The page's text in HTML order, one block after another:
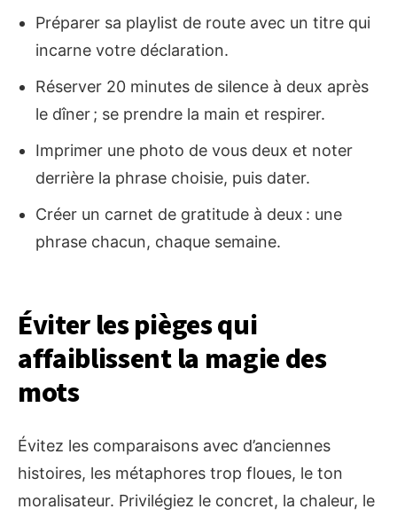
Préparer sa playlist de route avec un titre qui
incarne votre déclaration.
Réserver 20 minutes de silence à deux après
le dîner ; se prendre la main et respirer.
Imprimer une photo de vous deux et noter
derrière la phrase choisie, puis dater.
Créer un carnet de gratitude à deux : une
phrase chacun, chaque semaine.
Éviter les pièges qui
affaiblissent la magie des
mots
Évitez les comparaisons avec d’anciennes
histoires, les métaphores trop floues, le ton
moralisateur. Privilégiez le concret, la chaleur, le